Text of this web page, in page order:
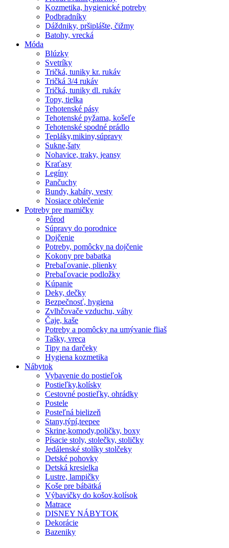
Kozmetika, hygienické potreby
Podbradníky
Dáždniky, pršiplášte, čižmy
Batohy, vrecká
Móda
Blúzky
Svetríky
Tričká, tuniky kr. rukáv
Tričká 3/4 rukáv
Tričká, tuniky dl. rukáv
Topy, tielka
Tehotenské pásy
Tehotenské pyžama, košeľe
Tehotenské spodné prádlo
Tepláky,mikiny,súpravy
Sukne,šaty
Nohavice, traky, jeansy
Kraťasy
Legíny
Pančuchy
Bundy, kabáty, vesty
Nosiace oblečenie
Potreby pre mamičky
Pôrod
Súpravy do porodnice
Dojčenie
Potreby, pomôcky na dojčenie
Kokony pre babatka
Prebaľovanie, plienky
Prebaľovacie podložky
Kúpanie
Deky, dečky
Bezpečnosť, hygiena
Zvlhčovače vzduchu, váhy
Čaje, kaše
Potreby a pomôcky na umývanie fliaš
Tašky, vreca
Tipy na darčeky
Hygiena kozmetika
Nábytok
Vybavenie do postieľok
Postieľky,kolísky
Cestovné postieľky, ohrádky
Postele
Posteľná bielizeň
Stany,týpí,teepee
Skrine,komody,poličky, boxy
Písacie stoly, stolečky, stoličky
Jedálenské stolíky stolčeky
Detské pohovky
Detská kresielka
Lustre, lampičky
Koše pre bábätká
Výbavičky do košov,kolísok
Matrace
DISNEY NÁBYTOK
Dekorácie
Bazeniky